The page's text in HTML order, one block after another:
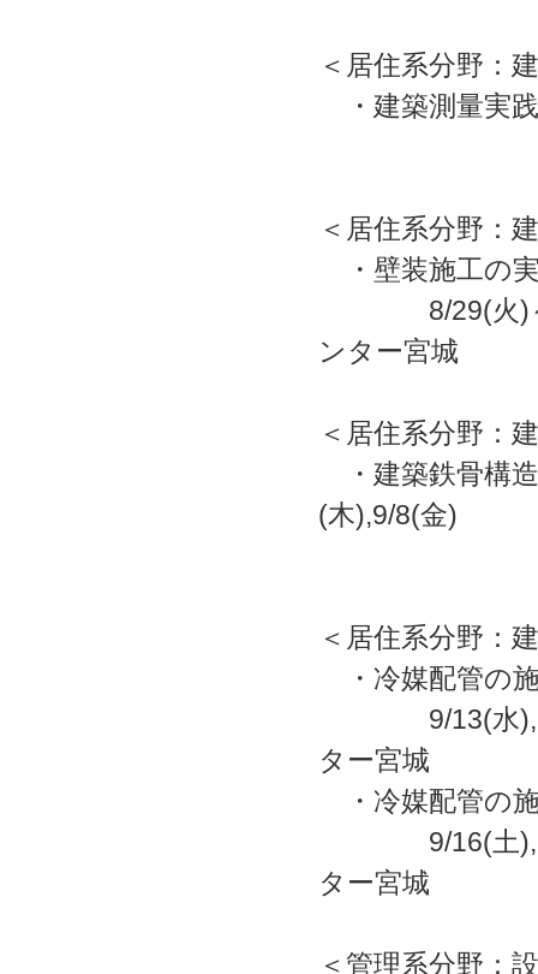
＜居住系分野：
・建築測量実
＜居住系分野：
・壁装施工の
8/29(火)
ンター宮城
＜居住系分野：
・建築鉄骨構
(木),9/8(金)
＜居住系分野：
・冷媒配管の
9/13(水),
ター宮城
・冷媒配管の
9/16(土),
ター宮城
＜管理系分野：